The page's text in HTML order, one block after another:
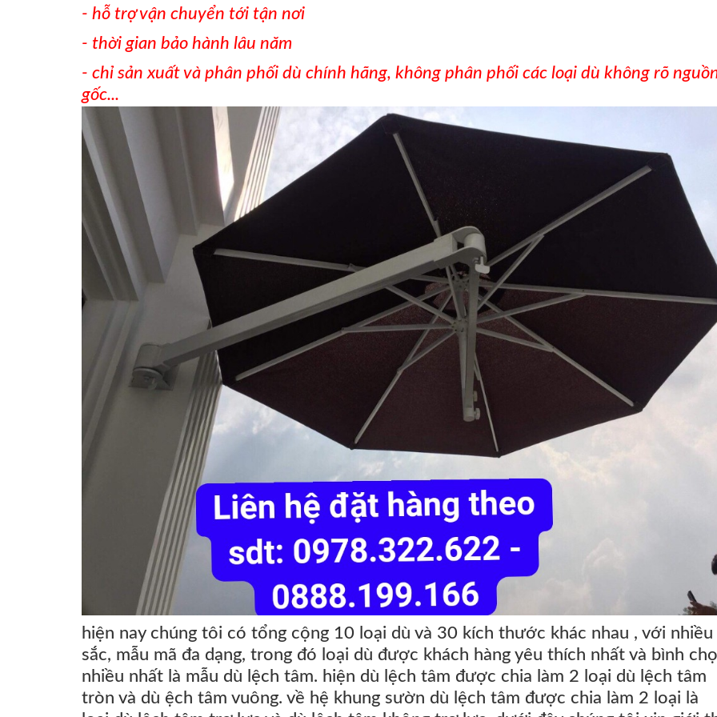
- hỗ trợ vận chuyển tới tận nơi
- thời gian bảo hành lâu năm
- chỉ sản xuất và phân phối dù chính hãng, không phân phối các loại dù không rõ
gốc...
hiện nay chúng tôi có tổng cộng 10 loại dù và 30 kích thước khác nhau , với nhiều
sắc, mẫu mã đa dạng, trong đó loại dù được khách hàng yêu thích nhất và bình
nhiều nhất là mẫu dù lệch tâm. hiện dù lệch tâm được chia làm 2 loại dù lệch tâm
tròn và dù ệch tâm vuông. về hệ khung sườn dù lệch tâm được chia làm 2 loại là